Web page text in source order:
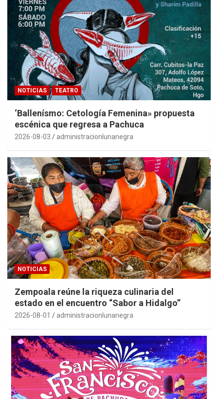
NOTICIAS TEATRO
‘Ballenísmo: Cetología Femenina» propuesta
escénica que regresa a Pachuca
2026-08-03 administracionlunanegra
NOTICIAS
Zempoala reúne la riqueza culinaria del
estado en el encuentro “Sabor a Hidalgo”
2026-08-01 administracionlunanegra